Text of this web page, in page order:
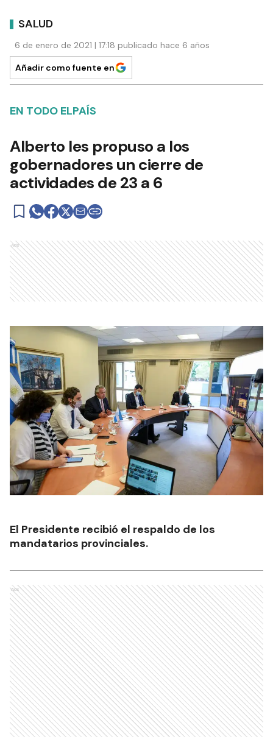
SALUD
6 de enero de 2021 | 17:18 publicado hace 6 años
Añadir como fuente en
EN TODO ELPAÍS
Alberto les propuso a los
gobernadores un cierre de
actividades de 23 a 6
Ads
El Presidente recibió el respaldo de los
mandatarios provinciales.
Ads